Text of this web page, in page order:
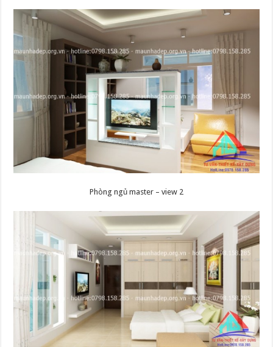
Phòng ngủ master – view 2